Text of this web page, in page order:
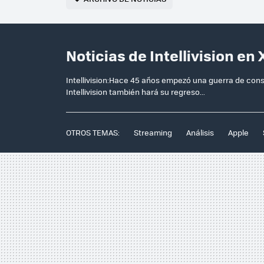
Noticias de Intellivision en
Intellivision:Hace 45 años empezó una guerra de
Intellivision también hará su regreso...
OTROS TEMAS: Streaming Análisis Apple